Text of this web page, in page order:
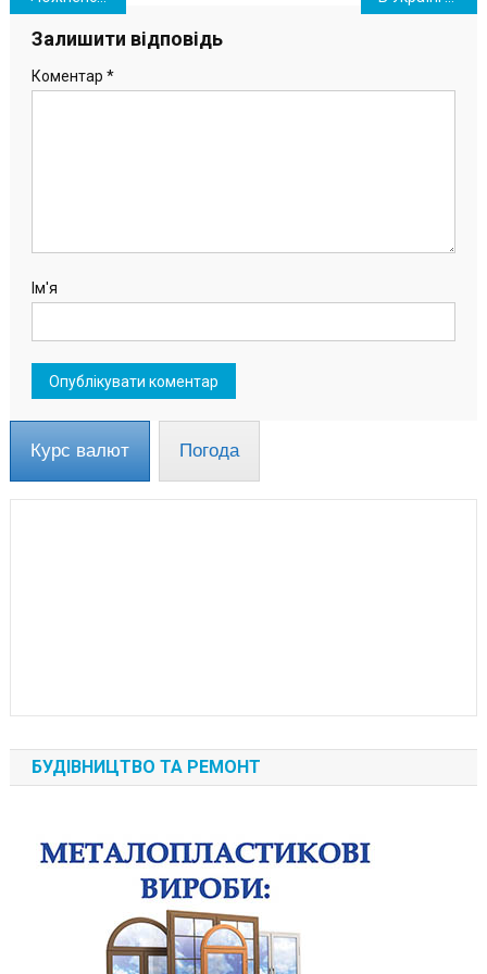
записів
Залишити відповідь
Коментар *
Ім'я
Курс валют Погода
БУДІВНИЦТВО ТА РЕМОНТ